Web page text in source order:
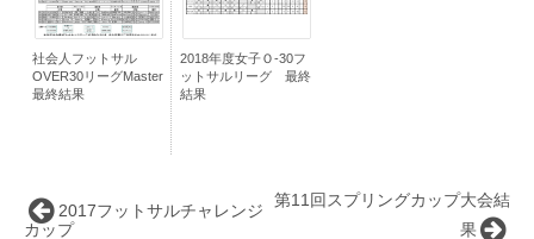
社会人フットサル
OVER30リーグMaster
最終結果
2018年度女子Ｏ-30フ
ットサルリーグ 最終
結果
第11回スプリングカップ大会結
果
2017フットサルチャレンジ
カップ